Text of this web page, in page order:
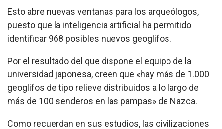
Esto abre nuevas ventanas para los arqueólogos,
puesto que la inteligencia artificial ha permitido
identificar 968 posibles nuevos geoglifos.
Por el resultado del que dispone el equipo de la
universidad japonesa, creen que «hay más de 1.000
geoglifos de tipo relieve distribuidos a lo largo de
más de 100 senderos en las pampas» de Nazca.
Como recuerdan en sus estudios, las civilizaciones